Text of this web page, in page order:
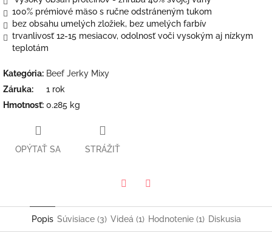
100% prémiové mäso s ručne odstráneným tukom
bez obsahu umelých zložiek, bez umelých farbív
trvanlivosť 12-15 mesiacov, odolnosť voči vysokým aj nízkym
teplotám
Kategória: Beef Jerky Mixy
Záruka:
1 rok
Hmotnosť: 0.285 kg
OPÝTAŤ SA STRÁŽIŤ
Popis Súvisiace (3) Videá (1) Hodnotenie (1) Diskusia